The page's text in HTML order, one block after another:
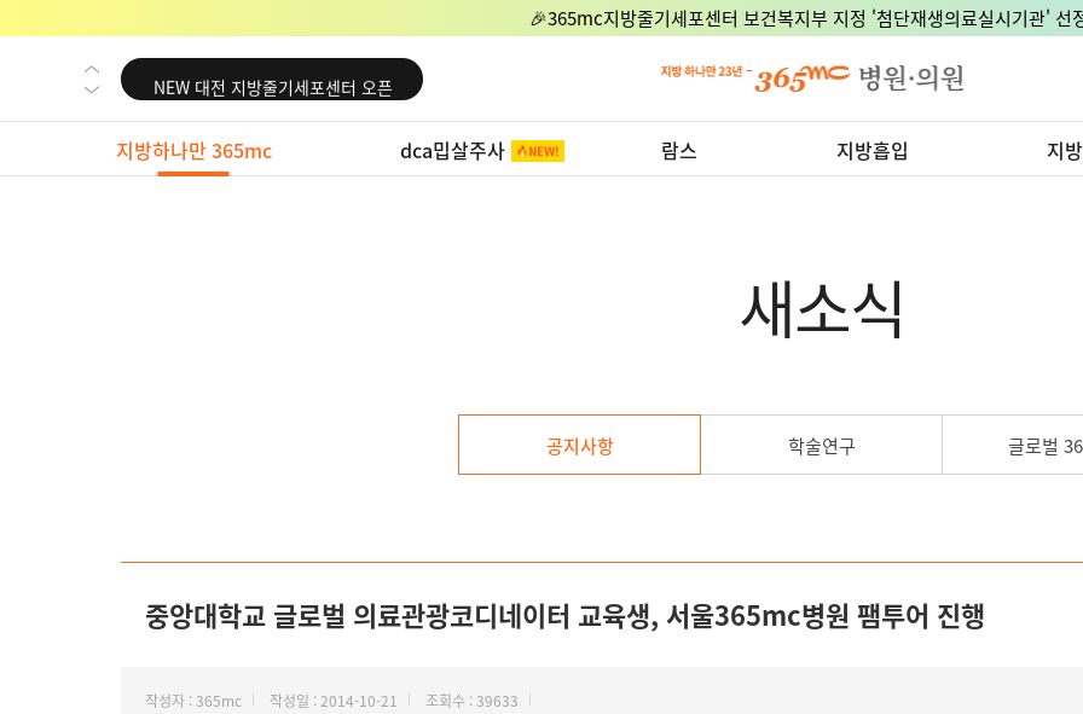
🎉365mc지방줄기세포센터 보건복지부 지정 '첨단재생의료실시기관' 선
NEW 교대 지방줄기세포센터 오픈
NEW 대전 지방줄기세포센터 오픈
NEW 노원 지방줄기세포센터 오픈
NEW 미국 LA점 오픈
지방하나만 365mc dca밉살주사 람스 지방흡입 지
새소식
공지사항 학술연구 글로벌
중앙대학교 글로벌 의료관광코디네이터 교육생, 서울365mc병원 팸투어 진행
작성자 : 365mc 작성일 : 2014-10-21 조회수 : 39633